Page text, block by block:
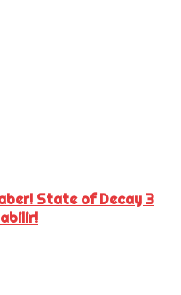
State of Decay 3